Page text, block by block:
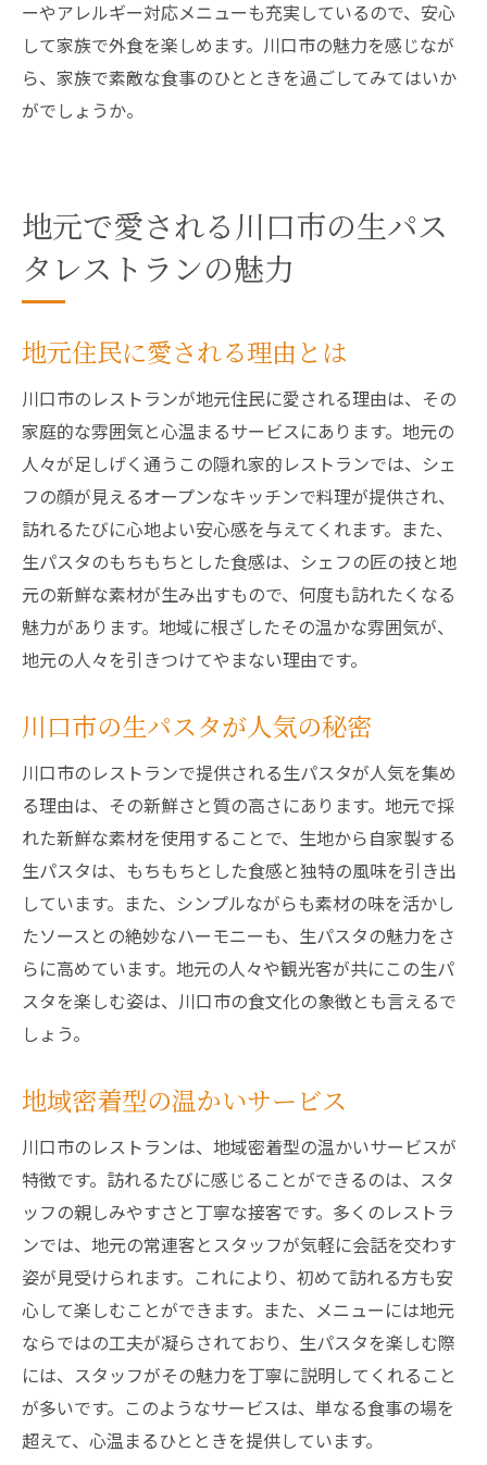
ーやアレルギー対応メニューも充実しているので、安心
して家族で外食を楽しめます。川口市の魅力を感じなが
ら、家族で素敵な食事のひとときを過ごしてみてはいか
がでしょうか。
地元で愛される川口市の生パス
タレストランの魅力
地元住民に愛される理由とは
川口市のレストランが地元住民に愛される理由は、その
家庭的な雰囲気と心温まるサービスにあります。地元の
人々が足しげく通うこの隠れ家的レストランでは、シェ
フの顔が見えるオープンなキッチンで料理が提供され、
訪れるたびに心地よい安心感を与えてくれます。また、
生パスタのもちもちとした食感は、シェフの匠の技と地
元の新鮮な素材が生み出すもので、何度も訪れたくなる
魅力があります。地域に根ざしたその温かな雰囲気が、
地元の人々を引きつけてやまない理由です。
川口市の生パスタが人気の秘密
川口市のレストランで提供される生パスタが人気を集め
る理由は、その新鮮さと質の高さにあります。地元で採
れた新鮮な素材を使用することで、生地から自家製する
生パスタは、もちもちとした食感と独特の風味を引き出
しています。また、シンプルながらも素材の味を活かし
たソースとの絶妙なハーモニーも、生パスタの魅力をさ
らに高めています。地元の人々や観光客が共にこの生パ
スタを楽しむ姿は、川口市の食文化の象徴とも言えるで
しょう。
地域密着型の温かいサービス
川口市のレストランは、地域密着型の温かいサービスが
特徴です。訪れるたびに感じることができるのは、スタ
ッフの親しみやすさと丁寧な接客です。多くのレストラ
ンでは、地元の常連客とスタッフが気軽に会話を交わす
姿が見受けられます。これにより、初めて訪れる方も安
心して楽しむことができます。また、メニューには地元
ならではの工夫が凝らされており、生パスタを楽しむ際
には、スタッフがその魅力を丁寧に説明してくれること
が多いです。このようなサービスは、単なる食事の場を
超えて、心温まるひとときを提供しています。